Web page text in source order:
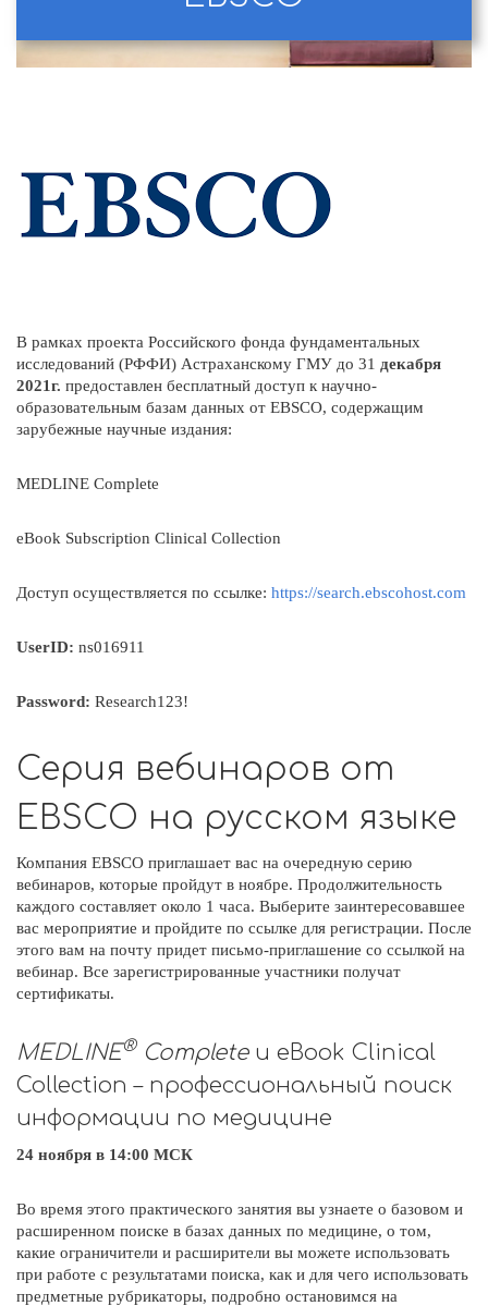
В рамках проекта Российского фонда фундаментальных
исследований (РФФИ) Астраханскому ГМУ до 31 декабря
2021г. предоставлен бесплатный доступ к научно-
образовательным базам данных от EBSCO, содержащим
зарубежные научные издания:
MEDLINE Complete
eBook Subscription Clinical Collection
Доступ осуществляется по ссылке: https://search.ebscohost.com
UserID: ns016911
Password: Research123!
Серия вебинаров от
EBSCO на русском языке
Компания EBSCO приглашает вас на очередную серию
вебинаров, которые пройдут в ноябре. Продолжительность
каждого составляет около 1 часа. Выберите заинтересовавшее
вас мероприятие и пройдите по ссылке для регистрации. После
этого вам на почту придет письмо-приглашение со ссылкой на
вебинар. Все зарегистрированные участники получат
сертификаты.
MEDLINE®Completeи eBook Clinical
Collection – профессиональный поиск
информации по медицине
24 ноября в 14:00 МСК
Во время этого практического занятия вы узнаете о базовом и
расширенном поиске в базах данных по медицине, о том,
какие ограничители и расширители вы можете использовать
при работе с результатами поиска, как и для чего использовать
предметные рубрикаторы, подробно остановимся на